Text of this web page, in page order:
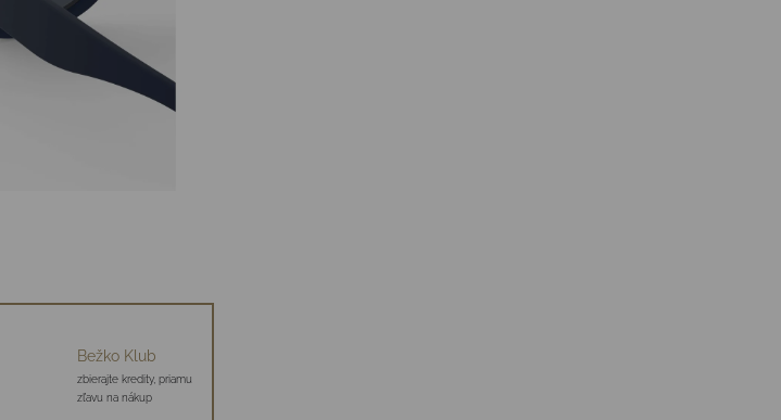
Bežko Klub
zbierajte kredity, priamu
zľavu na nákup